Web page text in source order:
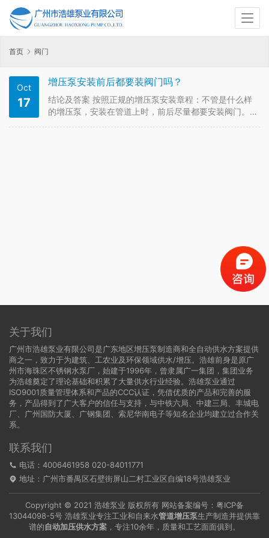
首页 阀门
Oct
17
增压泵安装前后都要装阀门吗？
结论及答案 按照正规的增压泵安装章程：不管是什么样
的增压泵，安装在管道上时，前后尽量都要安装阀门。
关于我们
广州市浩雄泵业有限公司是广东地区增压泵制造商和全自动供水方案提供
商之一，致力于为建筑、工农业及环保领域供水/增压。浩雄前身是原广
州市海珠区不锈钢水泵厂，始建于1996年，曾隶属广一集团，集团业务
为浩雄奠定了理论基础和积累了大量供水行业经验。浩雄泵业通过
ISO9001质量管理体系和产品的CCC认证，凭借优质的产品和完善的服
务，产品得到了广大客户的信任与支持，与中铁六局、中建三局、丰城电
厂、广州国防大厦、广钢集团、索尼华南电子等知名企业均建立过合作关
系。
联系我们
电话：4006461958 020-84011771
地址：广州市番禺区石壁街屏山二村工业区自编18号浩雄泵业
Copyright © 2021 浩雄泵业 版权所有 网站备案编号： 粤ICP备
13044098-5号 浩雄泵业专注工业和自来水管道增压泵生产制造并提供靠
谱的自动加压供水方案 ，专注10余年，质量和工艺面面俱到。